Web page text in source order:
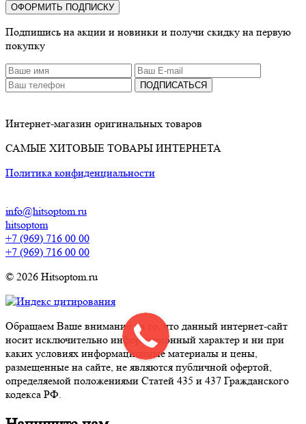
ОФОРМИТЬ ПОДПИСКУ
Подпишись на акции и новинки и получи скидку на первую
покупку
ПОДПИСАТЬСЯ
Интернет-магазин оригинальных товаров
САМЫЕ ХИТОВЫЕ ТОВАРЫ ИНТЕРНЕТА
Политика конфиденциальности
info@hitsoptom.ru
hitsoptom
+7 (969) 716 00 00
+7 (969) 716 00 00
© 2026 Hitsoptom.ru
Обращаем Ваше внимание на то, что данный интернет-сайт
носит исключительно информационный характер и ни при
каких условиях информационные материалы и цены,
размещенные на сайте, не являются публичной офертой,
определяемой положениями Статей 435 и 437 Гражданского
кодекса РФ.